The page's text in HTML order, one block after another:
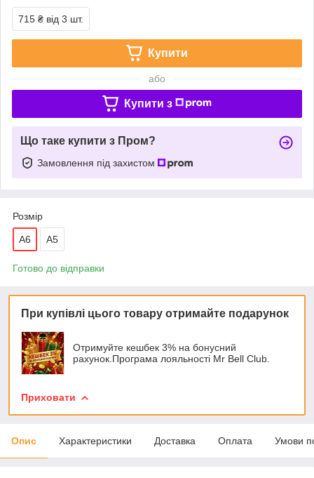
715 ₴ від 3 шт.
Купити
або
Купити з
Що таке купити з Пром?
Замовлення під захистом
Розмір
А6 А5
Готово до відправки
При купівлі цього товару отримайте подарунок
Отримуйте кешбек 3% на бонусний
рахунок.Програма лояльності Mr Bell Club.
Приховати
Опис Характеристики Доставка Оплата Умови